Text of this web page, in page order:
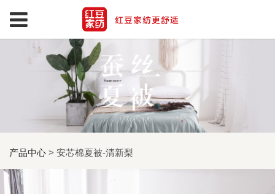
产品中心 >安芯棉夏被-清新梨